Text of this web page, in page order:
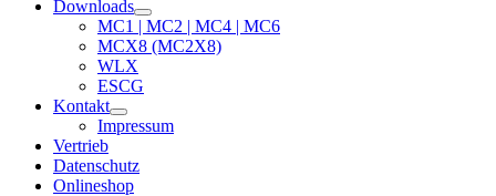
Downloads
MC1 | MC2 | MC4 | MC6
MCX8 (MC2X8)
WLX
ESCG
Kontakt
Impressum
Vertrieb
Datenschutz
Onlineshop